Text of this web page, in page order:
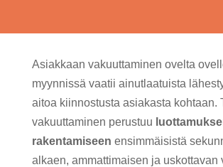
Asiakkaan vakuuttaminen ovelta
myynnissä vaatii ainutlaatuista
aitoa kiinnostusta asiakasta kohtaan.
vakuuttaminen perustuu
rakentamiseen ensimmäisistä
alkaen, ammattimaisen ja uskottavan